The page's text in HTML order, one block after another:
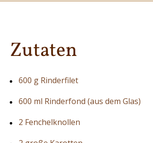
Zutaten
600 g Rinderfilet
600 ml Rinderfond (aus dem Glas)
2 Fenchelknollen